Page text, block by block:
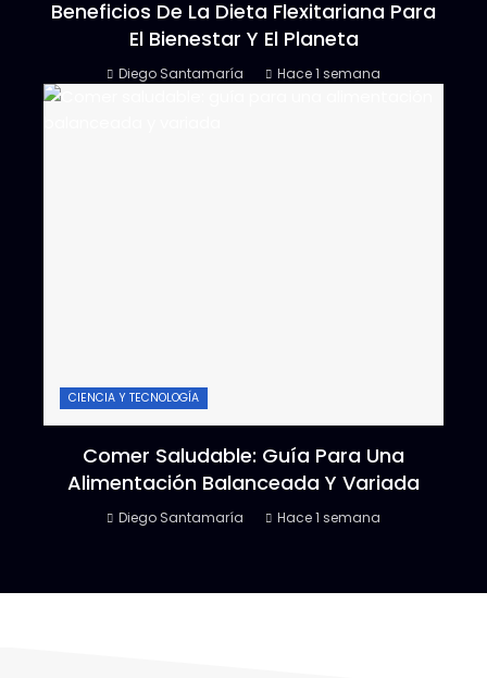
Beneficios De La Dieta Flexitariana Para
El Bienestar Y El Planeta
Diego Santamaría Hace 1 semana
CIENCIA Y TECNOLOGÍA
Comer Saludable: Guía Para Una
Alimentación Balanceada Y Variada
Diego Santamaría Hace 1 semana